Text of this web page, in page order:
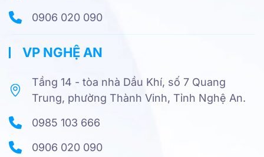
0906 020 090
VP NGHỆ AN
Tầng 14 - tòa nhà Dầu Khí, số 7 Quang
Trung, phường Thành Vinh, Tỉnh Nghệ An.
0985 103 666
0906 020 090